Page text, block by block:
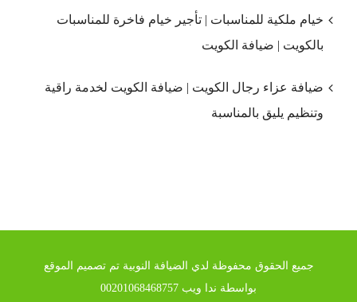
خيام ملكية للمناسبات | تأجير خيام فاخرة للمناسبات
بالكويت | ضيافة الكويت
ضيافة عزاء رجال الكويت | ضيافة الكويت لخدمة راقية
وتنظيم يليق بالمناسبة
جميع الحقوق محفوظة لدي الضيافة النوبية تم تصميم الموقع
بواسطة ندا ويب 00201068468757